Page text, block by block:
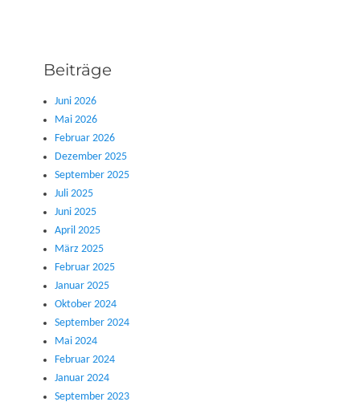
Beiträge
Juni 2026
Mai 2026
Februar 2026
Dezember 2025
September 2025
Juli 2025
Juni 2025
April 2025
März 2025
Februar 2025
Januar 2025
Oktober 2024
September 2024
Mai 2024
Februar 2024
Januar 2024
September 2023